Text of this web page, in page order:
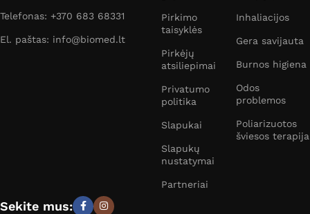
Telefonas: +370 683 68331
El. paštas: info@biomed.lt
Pirkimo
taisyklės
Pirkėjų
atsiliepimai
Privatumo
politika
Slapukai
Slapukų
nustatymai
Partneriai
Inhaliacijos
Gera savijauta
Burnos higiena
Odos
problemos
Poliarizuotos
šviesos terapija
Sekite mus: